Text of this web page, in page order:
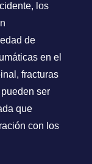
los
de
en el
fracturas
ser
que
con los